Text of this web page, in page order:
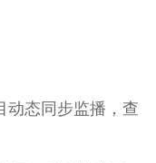
动态同步监播，查